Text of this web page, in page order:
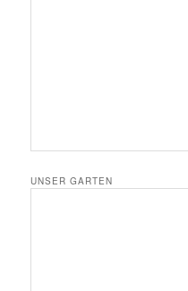
UNSER GARTEN